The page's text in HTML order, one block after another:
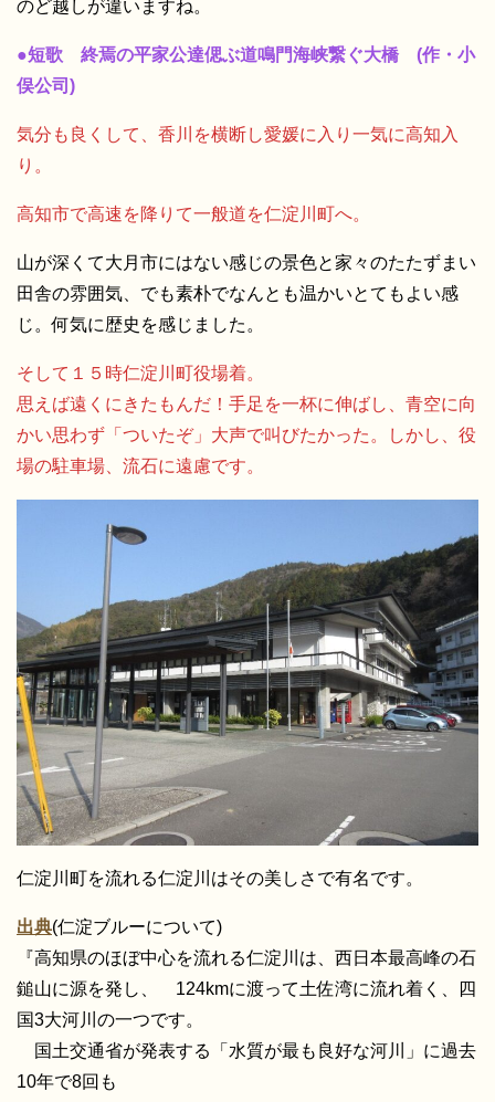
のど越しが違いますね。
●短歌 終焉の平家公達偲ぶ道鳴門海峡繋ぐ大橋 (作・小
俣公司)
気分も良くして、香川を横断し愛媛に入り一気に高知入
り。
高知市で高速を降りて一般道を仁淀川町へ。
山が深くて大月市にはない感じの景色と家々のたたずまい
田舎の雰囲気、でも素朴でなんとも温かいとてもよい感
じ。何気に歴史を感じました。
そして１５時仁淀川町役場着。
思えば遠くにきたもんだ！手足を一杯に伸ばし、青空に向
かい思わず「ついたぞ」大声で叫びたかった。しかし、役
場の駐車場、流石に遠慮です。
仁淀川町を流れる仁淀川はその美しさで有名です。
出典(仁淀ブルーについて)
『高知県のほぼ中心を流れる仁淀川は、西日本最高峰の石
鎚山に源を発し、 124kmに渡って土佐湾に流れ着く、四
国3大河川の一つです。
国土交通省が発表する「水質が最も良好な河川」に過去
10年で8回も